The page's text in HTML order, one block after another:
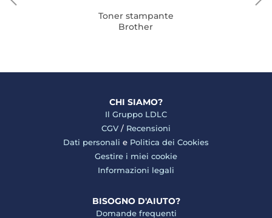
Toner stampante
Brother
CHI SIAMO?
Il Gruppo LDLC
CGV / Recensioni
Dati personali e Politica dei Cookies
Gestire i miei cookie
Informazioni legali
BISOGNO D'AIUTO?
Domande frequenti